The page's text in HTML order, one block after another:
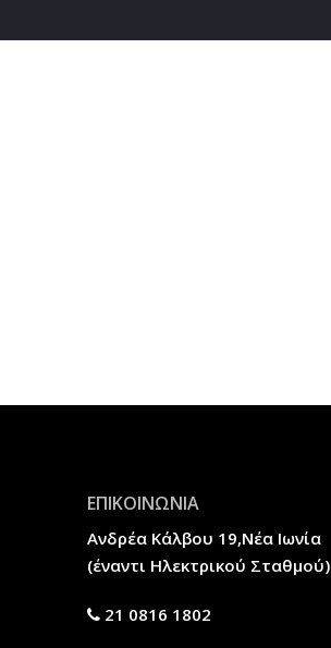
ΕΠΙΚΟΙΝΩΝΙΑ
Ανδρέα Κάλβου 19,Νέα Ιωνία
(έναντι Ηλεκτρικού Σταθμού)
21 0816 1802